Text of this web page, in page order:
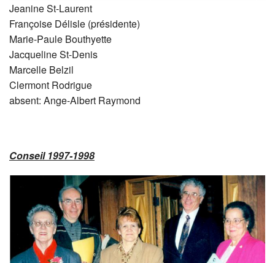
Jeanine St-Laurent
Françoise Délisle (présidente)
Marie-Paule Bouthyette
Jacqueline St-Denis
Marcelle Belzil
Clermont Rodrigue
absent: Ange-Albert Raymond
Conseil 1997-1998